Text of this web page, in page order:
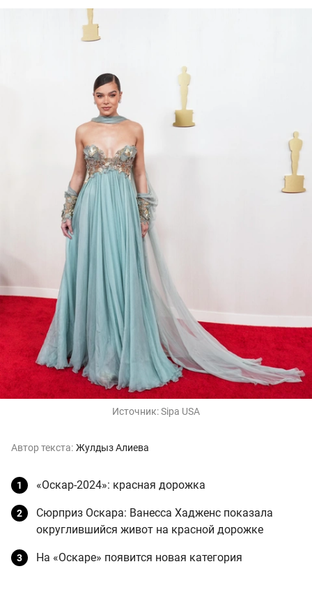
Источник:Sipa USA
Автор текста: Жулдыз Алиева
«Оскар-2024»: красная дорожка
Сюрприз Оскара: Ванесса Хадженс показала
округлившийся живот на красной дорожке
На «Оскаре» появится новая категория